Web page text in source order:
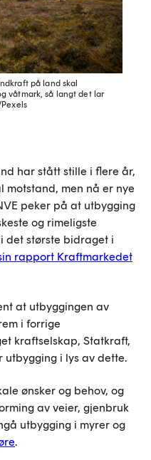
på land skal
våtmark, så langt det lar
har stått stille i flere år,
motstand, men nå er nye
peker på at utbygging
og rimeligste
det største bidraget i
rapport Kraftmarkedet
at utbyggingen av
i forrige
kraftselskap, Statkraft,
utbygging i lys av dette.
ønsker og behov, og
av veier, gjenbruk
utbygging i myrer og
.